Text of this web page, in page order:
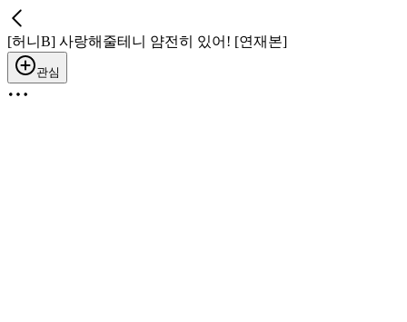
[허니B] 사랑해줄테니 얌전히 있어! [연재본]
관심